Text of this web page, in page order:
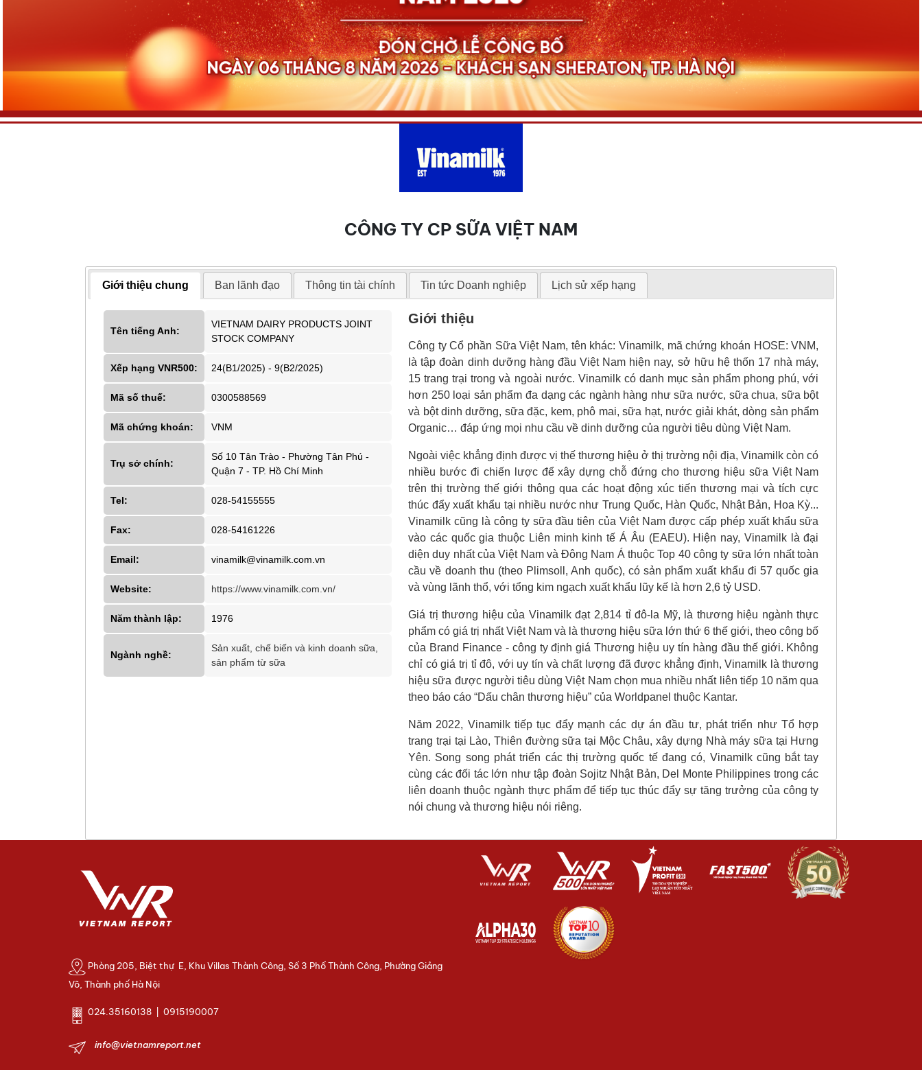
CÔNG TY CP SỮA VIỆT NAM
Giới thiệu chung Ban lãnh đạo Thông tin tài chính Tin tức Doanh nghiệp Lịch sử xếp hạng
Tên tiếng Anh:
VIETNAM DAIRY PRODUCTS JOINT
STOCK COMPANY
Xếp hạng VNR500: 24(B1/2025) - 9(B2/2025)
Mã số thuế: 0300588569
Mã chứng khoán: VNM
Trụ sở chính:
Số 10 Tân Trào - Phường Tân Phú -
Quận 7 - TP. Hồ Chí Minh
Tel: 028-54155555
Fax: 028-54161226
Email: vinamilk@vinamilk.com.vn
Website: https://www.vinamilk.com.vn/
Năm thành lập: 1976
Ngành nghề:
Sản xuất, chế biến và kinh doanh sữa,
sản phẩm từ sữa
Giới thiệu
Công ty Cổ phần Sữa Việt Nam, tên khác: Vinamilk, mã chứng khoán HOSE: VNM,
là tập đoàn dinh dưỡng hàng đầu Việt Nam hiện nay, sở hữu hệ thốn 17 nhà máy,
15 trang trại trong và ngoài nước. Vinamilk có danh mục sản phẩm phong phú, với
hơn 250 loại sản phẩm đa dạng các ngành hàng như sữa nước, sữa chua, sữa bột
và bột dinh dưỡng, sữa đặc, kem, phô mai, sữa hạt, nước giải khát, dòng sản phẩm
Organic… đáp ứng mọi nhu cầu về dinh dưỡng của người tiêu dùng Việt Nam.
Ngoài việc khẳng định được vị thế thương hiệu ở thị trường nội địa, Vinamilk còn có
nhiều bước đi chiến lược để xây dựng chỗ đứng cho thương hiệu sữa Việt Nam
trên thị trường thế giới thông qua các hoạt động xúc tiến thương mại và tích cực
thúc đẩy xuất khẩu tại nhiều nước như Trung Quốc, Hàn Quốc, Nhật Bản, Hoa Kỳ...
Vinamilk cũng là công ty sữa đầu tiên của Việt Nam được cấp phép xuất khẩu sữa
vào các quốc gia thuộc Liên minh kinh tế Á Âu (EAEU). Hiện nay, Vinamilk là đại
diện duy nhất của Việt Nam và Đông Nam Á thuộc Top 40 công ty sữa lớn nhất toàn
cầu về doanh thu (theo Plimsoll, Anh quốc), có sản phẩm xuất khẩu đi 57 quốc gia
và vùng lãnh thổ, với tổng kim ngạch xuất khẩu lũy kế là hơn 2,6 tỷ USD.
Giá trị thương hiệu của Vinamilk đạt 2,814 tỉ đô-la Mỹ, là thương hiệu ngành thực
phẩm có giá trị nhất Việt Nam và là thương hiệu sữa lớn thứ 6 thế giới, theo công bố
của Brand Finance - công ty định giá Thương hiệu uy tín hàng đầu thế giới. Không
chỉ có giá trị tỉ đô, với uy tín và chất lượng đã được khẳng định, Vinamilk là thương
hiệu sữa được người tiêu dùng Việt Nam chọn mua nhiều nhất liên tiếp 10 năm qua
theo báo cáo “Dấu chân thương hiệu” của Worldpanel thuộc Kantar.
Năm 2022, Vinamilk tiếp tục đẩy mạnh các dự án đầu tư, phát triển như Tổ hợp
trang trại tại Lào, Thiên đường sữa tại Mộc Châu, xây dựng Nhà máy sữa tại Hưng
Yên. Song song phát triển các thị trường quốc tế đang có, Vinamilk cũng bắt tay
cùng các đối tác lớn như tập đoàn Sojitz Nhật Bản, Del Monte Philippines trong các
liên doanh thuộc ngành thực phẩm để tiếp tục thúc đẩy sự tăng trưởng của công ty
nói chung và thương hiệu nói riêng.
Phòng 205, Biệt thự E, Khu Villas Thành Công, Số 3 Phố Thành Công, Phường Giảng
Võ, Thành phố Hà Nội
024.35160138 | 0915190007
info@vietnamreport.net